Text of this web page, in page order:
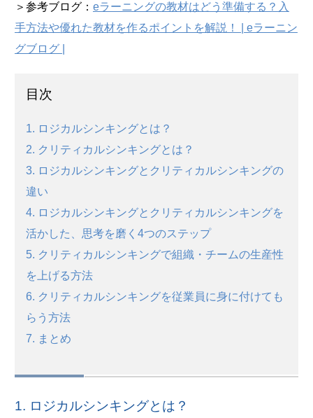
＞参考ブログ： eラーニングの教材はどう準備する？入
手方法や優れた教材を作るポイントを解説！ | eラーニン
グブログ |
目次
1. ロジカルシンキングとは？
2. クリティカルシンキングとは？
3. ロジカルシンキングとクリティカルシンキングの
違い
4. ロジカルシンキングとクリティカルシンキングを
活かした、思考を磨く4つのステップ
5. クリティカルシンキングで組織・チームの生産性
を上げる方法
6. クリティカルシンキングを従業員に身に付けても
らう方法
7. まとめ
1. ロジカルシンキングとは？